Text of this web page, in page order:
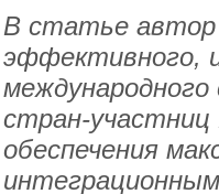
В статье автор
эффективного,
стран-участниц
обеспечения